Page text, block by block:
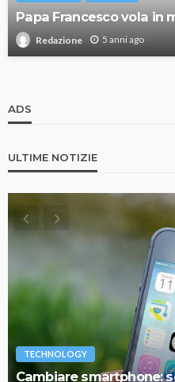
Papa Francesco vola in
Redazione 5 anni ago
ADS
ULTIME NOTIZIE
TECHNOLOGY
Cambiare smartphone: